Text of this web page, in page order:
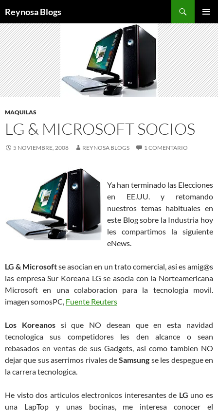
Reynosa Blogs
MENÚ
AL
CONTENIDO
MAQUILAS
LG & MICROSOFT SOCIOS
5 NOVIEMBRE, 2008 REYNOSA BLOGS 1 COMENTARIO
Ya han terminado las Elecciones
en EE.UU. y retomando
nuestros temas habituales en
este Blog sobre la Industria hoy
les compartimos la siguiente
eNews.
LG & Microsoftse asocian en un trato comercial, asi es amig@s
las empresa Sur Koreana LG se asocia con la Norteamericana
Microsoft en una colaboracion para la tecnologia movil.
imagen somosPC, Fuente Reuters
Los Koreanossi que NO desean que en esta navidad
tecnologica sus competidores les den alcance o sean
rebasados en ventas de sus Gadgets, asi como tambien NO
dejar que sus aserrimos rivales deSamsung se les despegue en
la carrera tecnologica.
He visto dos articulos electronicos interesantes de LG uno es
una LapTop y unas bocinas, me interesa conocer el